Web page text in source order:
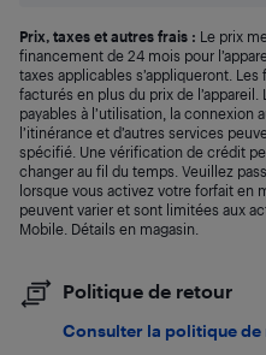
Prix, taxes et autres frais : Le prix
financement de 24 mois pour
taxes applicables s’appliqueront.
facturés en plus du prix de
payables à l’utilisation, la connexion
l’itinérance et d’autres services
spécifié. Une vérification de crédit
changer au fil du temps. Veuillez
lorsque vous activez votre forfait en
peuvent varier et sont limitées aux
Mobile. Détails en magasin.
Politique de retour
Consulter la politique de